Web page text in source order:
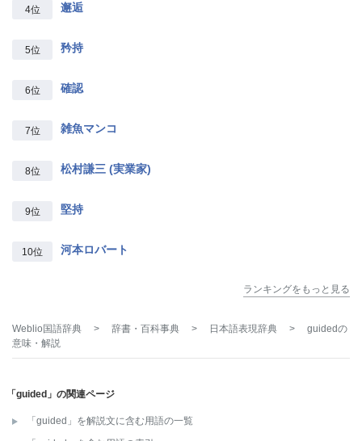
4位 邂逅
5位 矜持
6位 確認
7位 雑魚マンコ
8位 松村謙三 (実業家)
9位 堅持
10位 河本ロバート
ランキングをもっと見る
Weblio国語辞典 > 辞書・百科事典 > 日本語表現辞典 > guidedの
意味・解説
「guided」の関連ページ
「guided」を解説文に含む用語の一覧